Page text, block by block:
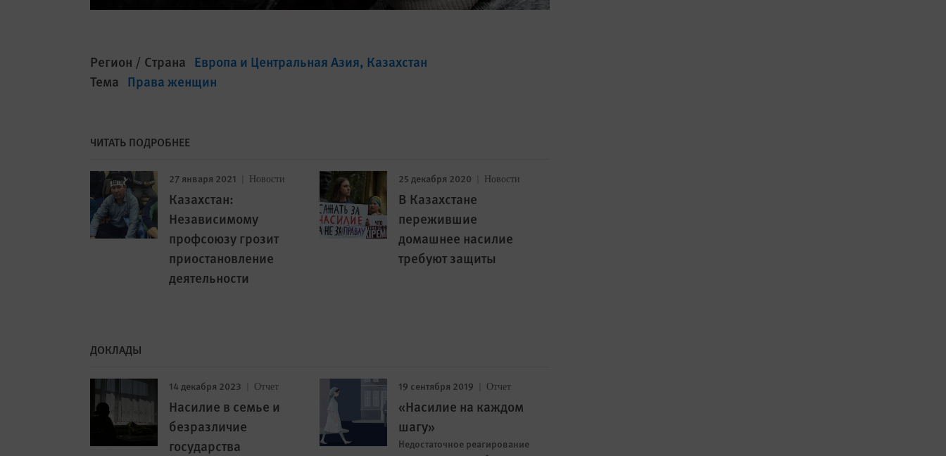
Регион / Страна Европа и Центральная Азия Казахстан
Тема Права женщин
ЧИТАТЬ ПОДРОБНЕЕ
27 января 2021 Новости
Казахстан:
Независимому
профсоюзу грозит
приостановление
деятельности
25 декабря 2020 Новости
В Казахстане
пережившие
домашнее насилие
требуют защиты
ДОКЛАДЫ
14 декабря 2023 Отчет
Насилие в семье и
безразличие
государства
19 сентября 2019 Отчет
«Насилие на каждом
шагу»
Недостаточное реагирование